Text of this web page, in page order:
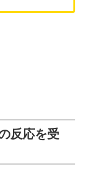
反応を受